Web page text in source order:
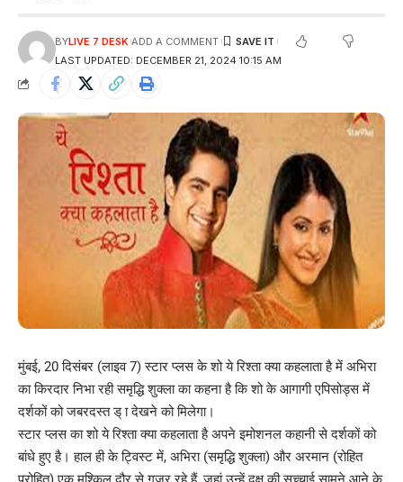
LAST UPDATED: DECEMBER 21, 2024 10:15 AM
BYLIVE 7 DESK ADD A COMMENT
मुंबई, 20 दिसंबर (लाइव 7) स्टार प्लस के शो ये रिश्ता क्या कहलाता है में अभिरा
का किरदार निभा रही समृद्धि शुक्ला का कहना है कि शो के आगागी एपिसोड्स में
दर्शकों को जबरदस्त ड् ा देखने को मिलेगा।
स्टार प्लस का शो ये रिश्ता क्या कहलाता है अपने इमोशनल कहानी से दर्शकों को
बांधे हुए है। हाल ही के ट्विस्ट में, अभिरा (समृद्धि शुक्ला) और अरमान (रोहित